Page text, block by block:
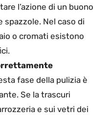
l’azione di un buono
spazzole. Nel caso di
o cromati esistono
fase della pulizia è
Se la trascuri
e sui vetri dei